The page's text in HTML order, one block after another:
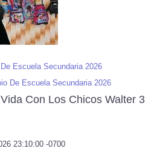
Escuela Secundaria 2026
De Escuela Secundaria 2026
Con Los Chicos Walter 3
23:10:00 -0700